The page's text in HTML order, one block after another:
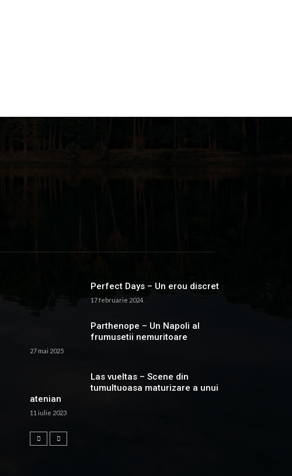
Perfect Days – Un erou discret
17 februarie 2024
Parthenope – Un Napoli al
frumusetii nemuritoare
27 mai 2025
Las vueltas – Scene din
tumultuoasa maturizare a unui
atenian
11 iulie 2023